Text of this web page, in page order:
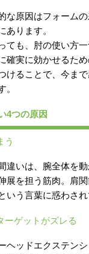
な原因はフォームの
あります。
ても、肘の使い方
確実に効かせるた
けることで、今ま
。
4つの原因
う
違いは、腕全体を動
展を担う筋肉。肩
いう言葉に惑わさ
ーゲットがズレる
ヘッドエクステン